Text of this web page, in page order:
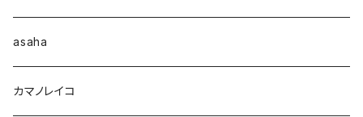
asaha
カマノレイコ